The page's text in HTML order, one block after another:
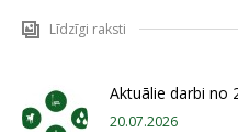
Līdzīgi raksti
Aktuālie darbi no
20.07.2026